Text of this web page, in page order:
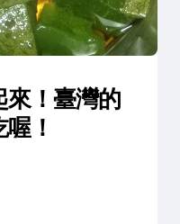
來！臺灣的
！